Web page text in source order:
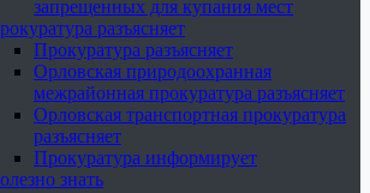
запрещенных для купания мест
разъясняет
Прокуратура разъясняет
Орловская природоохранная
межрайонная прокуратура разъясняет
Орловская транспортная прокуратура
разъясняет
Прокуратура информирует
знать